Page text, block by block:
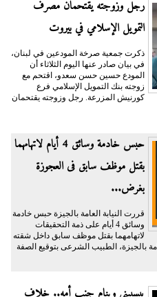
رجل وزوجته يقتحمان مصرف
التمويل الإسلامي في بيروت
ذكرت جمعية صرخة المودعين في لبنان،
في بيان صادر عنها اليوم الثلاثاء أن
المودع حسين حسن سعدو، اقتحم مع
زوجته بنك التمويل الإسلامي فرع
كورنيش المزرعة. رجل وزوجته يقتحمان
حبس خادمة وسائق 4 أيام لاتهامهما
بقتل موظف سابق فى العجوزة
بغرض...
قررت النيابة العامة بالجيزة حبس خادمة
وسائق 4 أيام على ذمة التحقيقات
لاتهامهما بقتل موظف سابق داخل شقته
بالجيزة، الطبيب الشرعى بتوقيع الصفة